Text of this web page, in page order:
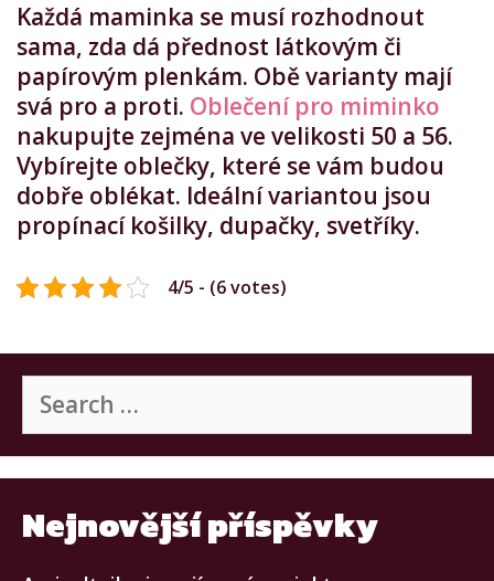
Každá maminka se musí rozhodnout
sama, zda dá přednost látkovým či
papírovým plenkám. Obě varianty mají
svá pro a proti. Oblečení pro miminko
nakupujte zejména ve velikosti 50 a 56.
Vybírejte oblečky, které se vám budou
dobře oblékat. Ideální variantou jsou
propínací košilky, dupačky, svetříky.
4/5 - (6 votes)
for:
Nejnovější příspěvky